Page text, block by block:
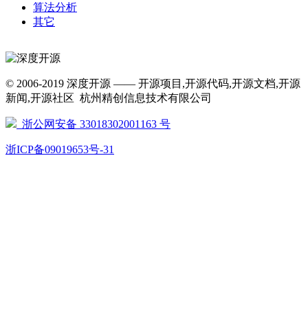
算法分析
其它
© 2006-2019 深度开源 —— 开源项目,开源代码,开源文档,开源
新闻,开源社区 杭州精创信息技术有限公司
浙公网安备 33018302001163 号
浙ICP备09019653号-31